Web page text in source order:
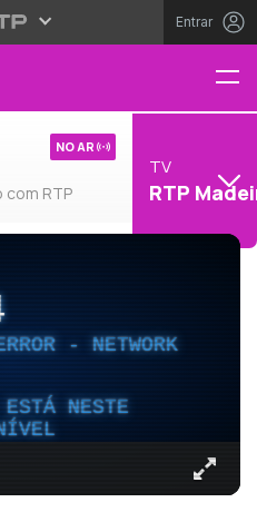
Entrar
com RTP
NO AR
TV
RTP
- NETWORK
ESTÁ NESTE